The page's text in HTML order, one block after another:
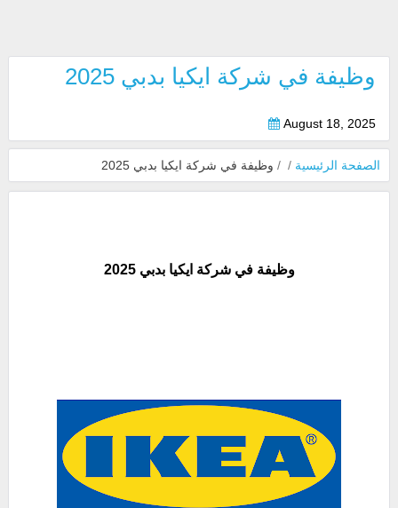
وظيفة في شركة ايكيا بدبي 2025
August 18, 2025
الصفحة الرئيسية /
/ وظيفة في شركة ايكيا بدبي 2025
وظيفة في شركة ايكيا بدبي 2025